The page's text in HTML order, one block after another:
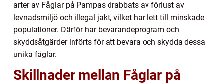
arter av Fåglar på Pampas drabbats av förlust av
levnadsmiljö och illegal jakt, vilket har lett till minskade
populationer. Därför har bevarandeprogram och
skyddsåtgärder införts för att bevara och skydda dessa
unika fåglar.
Skillnader mellan Fåglar på